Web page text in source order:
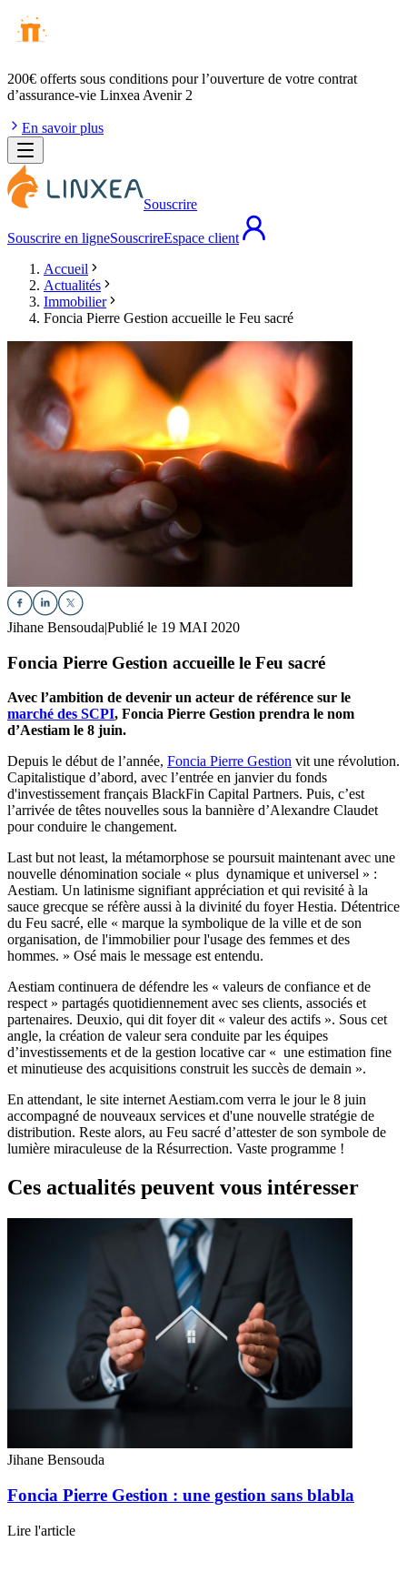
200€ offerts sous conditions pour l’ouverture de votre contrat
d’assurance-vie Linxea Avenir 2
En savoir plus
Souscrire
Souscrire en ligneSouscrireEspace client
Accueil
Actualités
Immobilier
Foncia Pierre Gestion accueille le Feu sacré
Jihane Bensouda|Publié le 19 MAI 2020
Foncia Pierre Gestion accueille le Feu sacré
Avec l’ambition de devenir un acteur de référence sur le
marché des SCPI, Foncia Pierre Gestion prendra le nom
d’Aestiam le 8 juin.
Depuis le début de l’année, Foncia Pierre Gestion vit une révolution.
Capitalistique d’abord, avec l’entrée en janvier du fonds
d'investissement français BlackFin Capital Partners. Puis, c’est
l’arrivée de têtes nouvelles sous la bannière d’Alexandre Claudet
pour conduire le changement.
Last but not least, la métamorphose se poursuit maintenant avec une
nouvelle dénomination sociale « plus dynamique et universel » :
Aestiam. Un latinisme signifiant appréciation et qui revisité à la
sauce grecque se réfère aussi à la divinité du foyer Hestia. Détentrice
du Feu sacré, elle « marque la symbolique de la ville et de son
organisation, de l'immobilier pour l'usage des femmes et des
hommes. » Osé mais le message est entendu.
Aestiam continuera de défendre les « valeurs de confiance et de
respect » partagés quotidiennement avec ses clients, associés et
partenaires. Deuxio, qui dit foyer dit « valeur des actifs ». Sous cet
angle, la création de valeur sera conduite par les équipes
d’investissements et de la gestion locative car « une estimation fine
et minutieuse des acquisitions construit les succès de demain ».
En attendant, le site internet Aestiam.com verra le jour le 8 juin
accompagné de nouveaux services et d'une nouvelle stratégie de
distribution. Reste alors, au Feu sacré d’attester de son symbole de
lumière miraculeuse de la Résurrection. Vaste programme !
Ces actualités peuvent vous intéresser
Jihane Bensouda
Foncia Pierre Gestion : une gestion sans blabla
Lire l'article